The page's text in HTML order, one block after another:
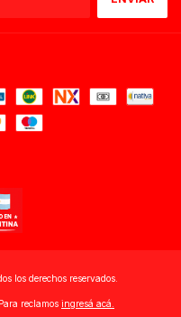
los derechos reservados.
reclamos ingresá acá.